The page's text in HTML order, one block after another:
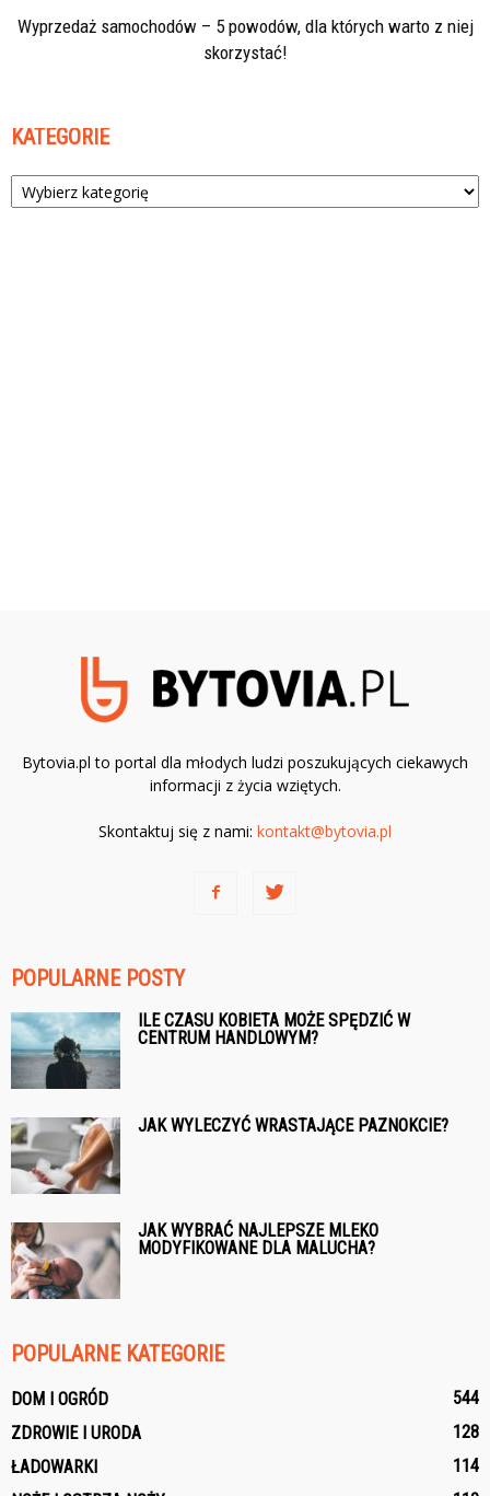
Wyprzedaż samochodów – 5 powodów, dla których warto z niej
skorzystać!
KATEGORIE
Kategorie
Bytovia.pl to portal dla młodych ludzi poszukujących ciekawych
informacji z życia wziętych.
Skontaktuj się z nami: kontakt@bytovia.pl
POPULARNE POSTY
ILE CZASU KOBIETA MOŻE SPĘDZIĆ W
CENTRUM HANDLOWYM?
JAK WYLECZYĆ WRASTAJĄCE PAZNOKCIE?
JAK WYBRAĆ NAJLEPSZE MLEKO
MODYFIKOWANE DLA MALUCHA?
POPULARNE KATEGORIE
DOM I OGRÓD
544
ZDROWIE I URODA
128
ŁADOWARKI
114